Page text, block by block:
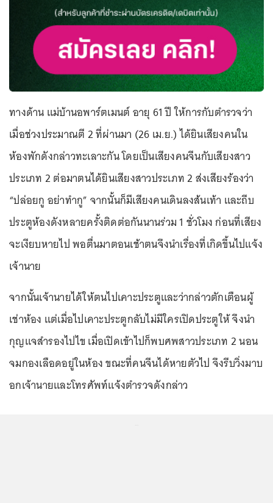
ทางด้าน แม่บ้านอพาร์ตเมนต์ อายุ 61 ปี ให้การกับตำรวจว่า
เมื่อช่วงประมาณตี 2 ที่ผ่านมา (26 เม.ย.) ได้ยินเสียงคนใน
ห้องพักดังกล่าวทะเลาะกัน โดยเป็นเสียงคนจีนกับเสียงสาว
ประเภท 2 ต่อมาตนได้ยินเสียงสาวประเภท 2 ส่งเสียงร้องว่า
“ปล่อยกู อย่าทำกู” จากนั้นก็มีเสียงคนเดินลงส้นเท้า และถีบ
ประตูห้องดังหลายครั้งติดต่อกันนานร่วม 1 ชั่วโมง ก่อนที่เสียง
จะเงียบหายไป พอตื่นมาตอนเช้าตนจึงนำเรื่องที่เกิดขึ้นไปแจ้ง
เจ้านาย
จากนั้นเจ้านายได้ให้ตนไปเคาะประตูและว่ากล่าวตักเตือนผู้
เช่าห้อง แต่เมื่อไปเคาะประตูกลับไม่มีใครเปิดประตูให้ จึงนำ
กุญแจสำรองไปไข เมื่อเปิดเข้าไปก็พบศพสาวประเภท 2 นอน
จมกองเลือดอยู่ในห้อง ขณะที่คนจีนได้หายตัวไป จึงรีบวิ่งมาบ
อกเจ้านายและโทรศัพท์แจ้งตำรวจดังกล่าว